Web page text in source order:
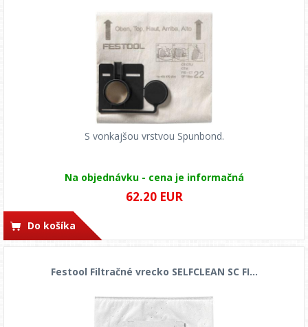
S vonkajšou vrstvou Spunbond.
Na objednávku - cena je informačná
62.20 EUR
Do košíka
Festool Filtračné vrecko SELFCLEAN SC FI...